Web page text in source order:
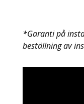
*Garanti på
beställning av